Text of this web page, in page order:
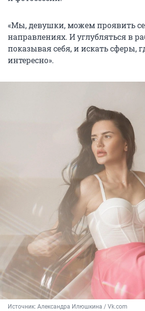
«Мы, девушки, можем проявить
направлениях. И углубляться в
показывая себя, и искать сферы,
интересно».
Источник: Александра Илюшкина / Vk.com